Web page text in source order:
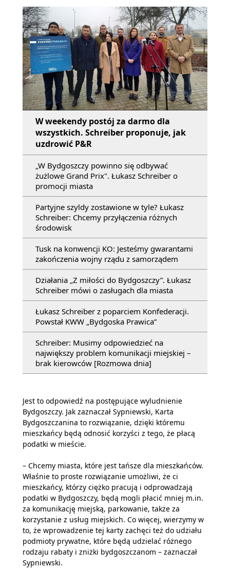
W weekendy postój za darmo dla
wszystkich. Schreiber proponuje, jak
uzdrowić P&R
„W Bydgoszczy powinno się odbywać
żużlowe Grand Prix". Łukasz Schreiber o
promocji miasta
Partyjne szyldy zostawione w tyle? Łukasz
Schreiber: Chcemy przyłączenia różnych
środowisk
Tusk na konwencji KO: Jesteśmy gwarantami
zakończenia wojny rządu z samorządem
Działania „Z miłości do Bydgoszczy”. Łukasz
Schreiber mówi o zasługach dla miasta
Łukasz Schreiber z poparciem Konfederacji.
Powstał KWW „Bydgoska Prawica”
Schreiber: Musimy odpowiedzieć na
największy problem komunikacji miejskiej –
brak kierowców [Rozmowa dnia]
Jest to odpowiedź na postępujące wyludnienie
Bydgoszczy. Jak zaznaczał Sypniewski, Karta
Bydgoszczanina to rozwiązanie, dzięki któremu
mieszkańcy będą odnosić korzyści z tego, że płacą
podatki w mieście.
– Chcemy miasta, które jest tańsze dla mieszkańców.
Właśnie to proste rozwiązanie umożliwi, że ci
mieszkańcy, którzy ciężko pracują i odprowadzają
podatki w Bydgoszczy, będą mogli płacić mniej m.in.
za komunikację miejską, parkowanie, także za
korzystanie z usług miejskich. Co więcej, wierzymy w
to, że wprowadzenie tej karty zachęci też do udziału
podmioty prywatne, które będą udzielać różnego
rodzaju rabaty i zniżki bydgoszczanom – zaznaczał
Sypniewski.